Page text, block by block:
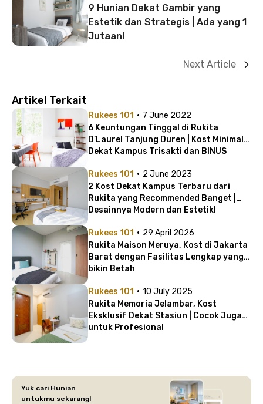
9 Hunian Dekat Gambir yang
Estetik dan Strategis | Ada yang 1
Jutaan!
Next Article
Artikel Terkait
Rukees 101 · 7 June 2022
6 Keuntungan Tinggal di Rukita
D’Laurel Tanjung Duren | Kost Minimalis
Dekat Kampus Trisakti dan BINUS
Rukees 101 · 2 June 2023
2 Kost Dekat Kampus Terbaru dari
Rukita yang Recommended Banget |
Desainnya Modern dan Estetik!
Rukees 101 · 29 April 2026
Rukita Maison Meruya, Kost di Jakarta
Barat dengan Fasilitas Lengkap yang
bikin Betah
Rukees 101 · 10 July 2025
Rukita Memoria Jelambar, Kost
Eksklusif Dekat Stasiun | Cocok Juga
untuk Profesional
Yuk cari Hunian
untukmu sekarang!